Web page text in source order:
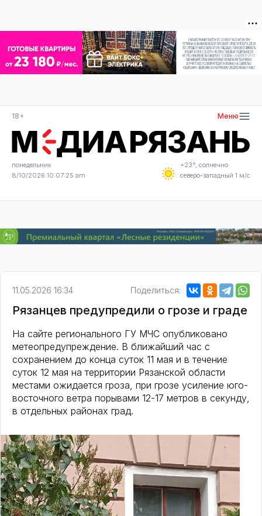
18+ Меню
понедельник
8/10/2026 10:07:26 am
+23°, солнечно
северо-западный 1 м/с
11.05.2026 16:34 Поделиться:
Рязанцев предупредили о грозе и граде
На сайте регионального ГУ МЧС опубликовано
метеопредупреждение. В ближайший час с
сохранением до конца суток 11 мая и в течение
суток 12 мая на территории Рязанской области
местами ожидается гроза, при грозе усиление юго-
восточного ветра порывами 12-17 метров в секунду,
в отдельных районах град.